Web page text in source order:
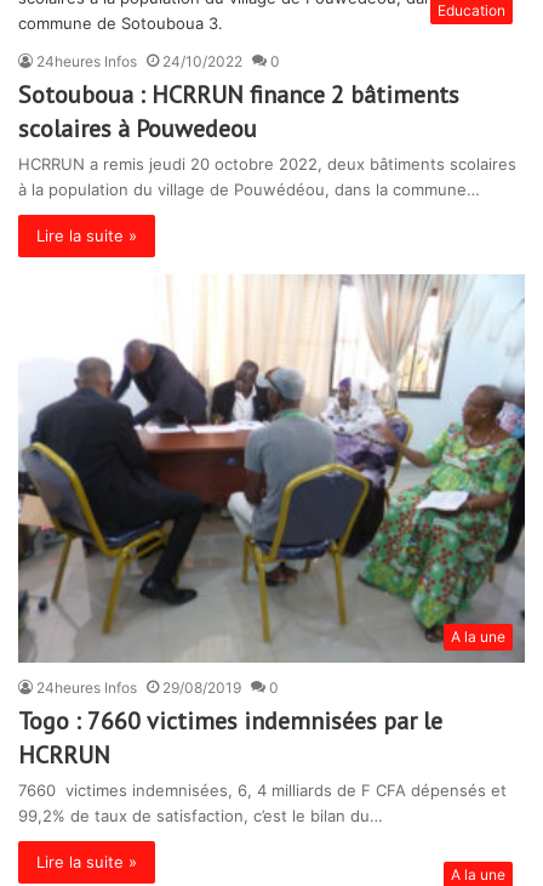
Education
24heures Infos 24/10/2022 0
Sotouboua : HCRRUN finance 2 bâtiments
scolaires à Pouwedeou
HCRRUN a remis jeudi 20 octobre 2022, deux bâtiments scolaires
à la population du village de Pouwédéou, dans la commune…
Lire la suite »
A la une
24heures Infos 29/08/2019 0
Togo : 7660 victimes indemnisées par le
HCRRUN
7660 victimes indemnisées, 6, 4 milliards de F CFA dépensés et
99,2% de taux de satisfaction, c’est le bilan du…
Lire la suite »
A la une